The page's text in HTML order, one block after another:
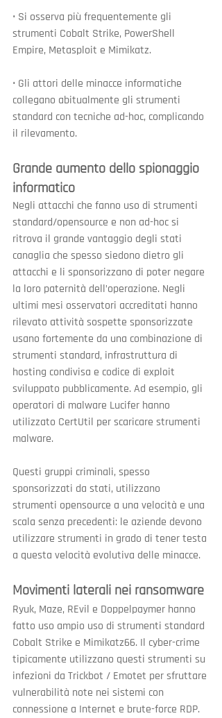
• Si osserva più frequentemente gli
strumenti Cobalt Strike, PowerShell
Empire, Metasploit e Mimikatz.
• Gli attori delle minacce informatiche
collegano abitualmente gli strumenti
standard con tecniche ad-hoc, complicando
il rilevamento.
Grande aumento dello spionaggio
informatico
Negli attacchi che fanno uso di strumenti
standard/opensource e non ad-hoc si
ritrova il grande vantaggio degli stati
canaglia che spesso siedono dietro gli
attacchi e li sponsorizzano di poter negare
la loro paternità dell’operazione. Negli
ultimi mesi osservatori accreditati hanno
rilevato attività sospette sponsorizzate
usano fortemente da una combinazione di
strumenti standard, infrastruttura di
hosting condivisa e codice di exploit
sviluppato pubblicamente. Ad esempio, gli
operatori di malware Lucifer hanno
utilizzato CertUtil per scaricare strumenti
malware.
Questi gruppi criminali, spesso
sponsorizzati da stati, utilizzano
strumenti opensource a una velocità e una
scala senza precedenti: le aziende devono
utilizzare strumenti in grado di tener testa
a questa velocità evolutiva delle minacce.
Movimenti laterali nei ransomware
Ryuk, Maze, REvil e Doppelpaymer hanno
fatto uso ampio uso di strumenti standard
Cobalt Strike e Mimikatz66. Il cyber-crime
tipicamente utilizzano questi strumenti su
infezioni da Trickbot / Emotet per sfruttare
vulnerabilità note nei sistemi con
connessione a Internet e brute-force RDP.